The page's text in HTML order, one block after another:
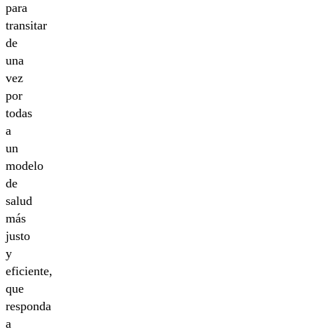
para
transitar
de
una
vez
por
todas
a
un
modelo
de
salud
más
justo
y
eficiente,
que
responda
a